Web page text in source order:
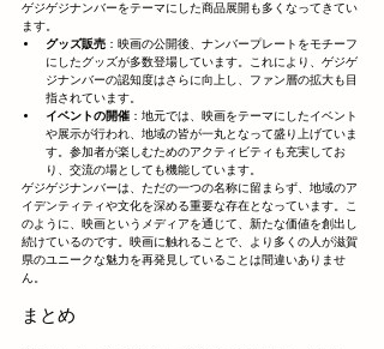
ゲジゲジナンバーをテーマにした商品展開も多くなってきてい
ます。
グッズ販売 ：映画の公開後、ナンバープレートをモチーフ
にしたグッズが多数登場しています。これにより、ゲジゲ
ジナンバーの認知度はさらに向上し、ファン層の拡大も目
指されています。
イベントの開催 ：地元では、映画をテーマにしたイベント
や展示が行われ、地域の皆が一丸となって盛り上げていま
す。参加者が楽しむためのアクティビティも充実してお
り、交流の場としても機能しています。
ゲジゲジナンバーは、ただの一つの名称に留まらず、地域のア
イデンティティや文化を深める重要な存在となっています。こ
のように、映画というメディアを通じて、新たな価値を創出し
続けているのです。映画に触れることで、より多くの人が滋賀
県のユニークな魅力を再発見していることは間違いありませ
ん。
まとめ